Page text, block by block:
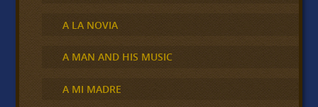
A LA NOVIA
A MAN AND HIS MUSIC
A MI MADRE